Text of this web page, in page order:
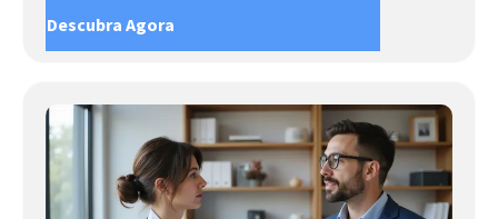
Descubra Agora